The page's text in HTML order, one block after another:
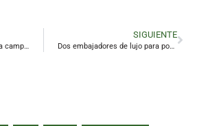
Comienza en la provincia la campaña de vacunación contra la gripe
SIGUIENTE
Dos embajadores de lujo para posicionar a Linares como la capital mundial de la tapa